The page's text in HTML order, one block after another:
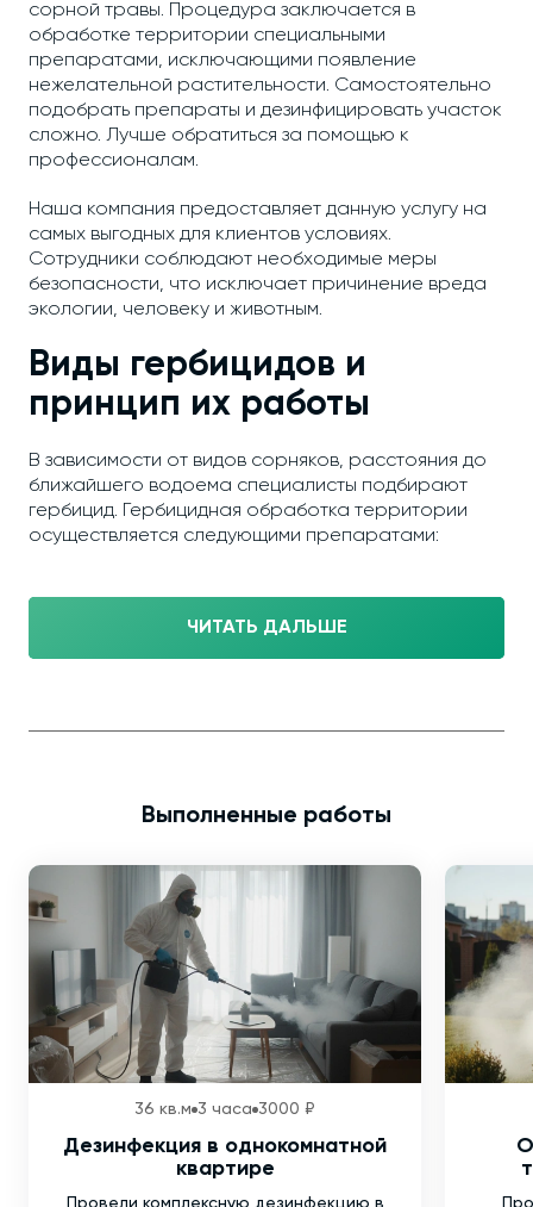
сорной травы. Процедура заключается в
обработке территории специальными
препаратами, исключающими появление
нежелательной растительности. Самостоятельно
подобрать препараты и дезинфицировать участок
сложно. Лучше обратиться за помощью к
профессионалам.
Наша компания предоставляет данную услугу на
самых выгодных для клиентов условиях.
Сотрудники соблюдают необходимые меры
безопасности, что исключает причинение вреда
экологии, человеку и животным.
Виды гербицидов и
принцип их работы
В зависимости от видов сорняков, расстояния до
ближайшего водоема специалисты подбирают
гербицид. Гербицидная обработка территории
осуществляется следующими препаратами:
ЧИТАТЬ ДАЛЬШЕ
Выполненные работы
36 кв.м 3 часа 3000 ₽
Дезинфекция в однокомнатной
квартире